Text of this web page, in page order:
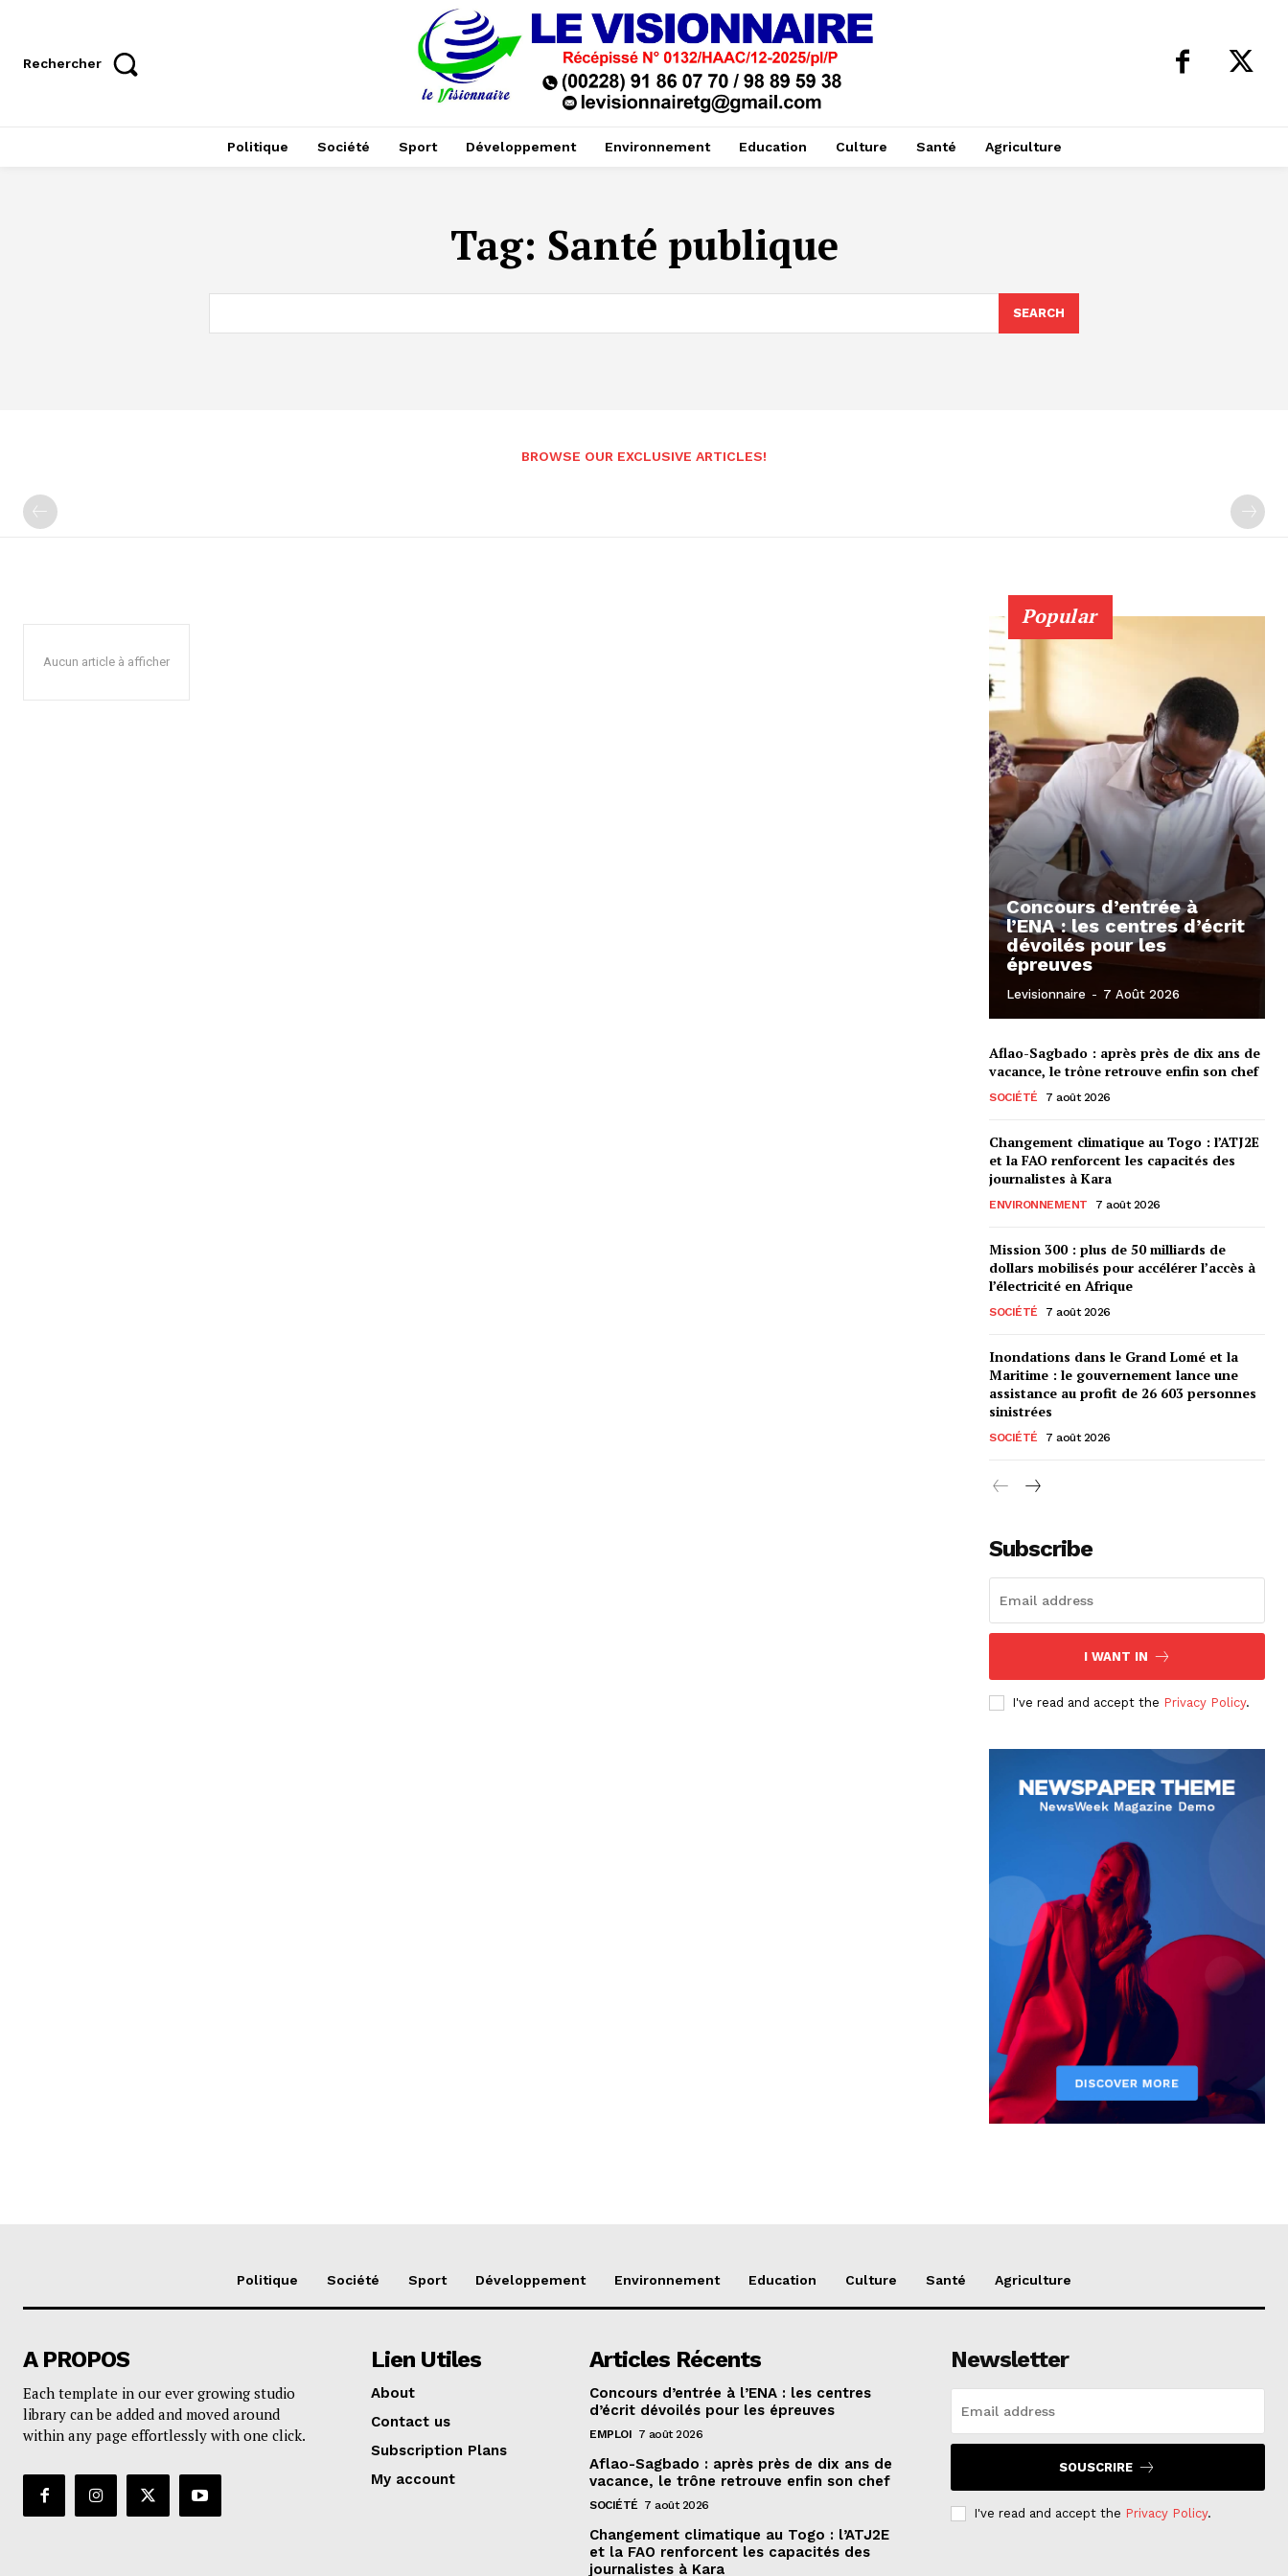
Rechercher
Politique Société Sport Développement Environnement Education Culture Santé Agriculture
Tag: Santé publique
SEARCH
BROWSE OUR EXCLUSIVE ARTICLES!
Aucun article à afficher
Popular
Concours d’entrée à
l’ENA : les centres d’écrit
dévoilés pour les
épreuves
Levisionnaire - 7 Août 2026
Aflao-Sagbado : après près de dix ans de
vacance, le trône retrouve enfin son chef
SOCIÉTÉ 7 août 2026
Changement climatique au Togo : l’ATJ2E
et la FAO renforcent les capacités des
journalistes à Kara
ENVIRONNEMENT 7 août 2026
Mission 300 : plus de 50 milliards de
dollars mobilisés pour accélérer l’accès à
l’électricité en Afrique
SOCIÉTÉ 7 août 2026
Inondations dans le Grand Lomé et la
Maritime : le gouvernement lance une
assistance au profit de 26 603 personnes
sinistrées
SOCIÉTÉ 7 août 2026
Subscribe
I WANT IN
I've read and accept the Privacy Policy.
Politique Société Sport Développement Environnement Education Culture Santé Agriculture
A PROPOS
Each template in our ever growing studio
library can be added and moved around
within any page effortlessly with one click.
Lien Utiles
About
Contact us
Subscription Plans
My account
Articles Récents
Concours d’entrée à l’ENA : les centres
d’écrit dévoilés pour les épreuves
EMPLOI 7 août 2026
Aflao-Sagbado : après près de dix ans de
vacance, le trône retrouve enfin son chef
SOCIÉTÉ 7 août 2026
Changement climatique au Togo : l’ATJ2E
et la FAO renforcent les capacités des
journalistes à Kara
Newsletter
SOUSCRIRE
I've read and accept the Privacy Policy.